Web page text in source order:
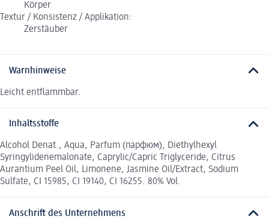
Körper
Textur / Konsistenz / Applikation:
Zerstäuber
Warnhinweise
Leicht entflammbar.
Inhaltsstoffe
Alcohol Denat., Aqua, Parfum (парфюм), Diethylhexyl
Syringylidenemalonate, Caprylic/Capric Triglyceride, Citrus
Aurantium Peel Oil, Limonene, Jasmine Oil/Extract, Sodium
Sulfate, CI 15985, CI 19140, CI 16255. 80% Vol.
Anschrift des Unternehmens